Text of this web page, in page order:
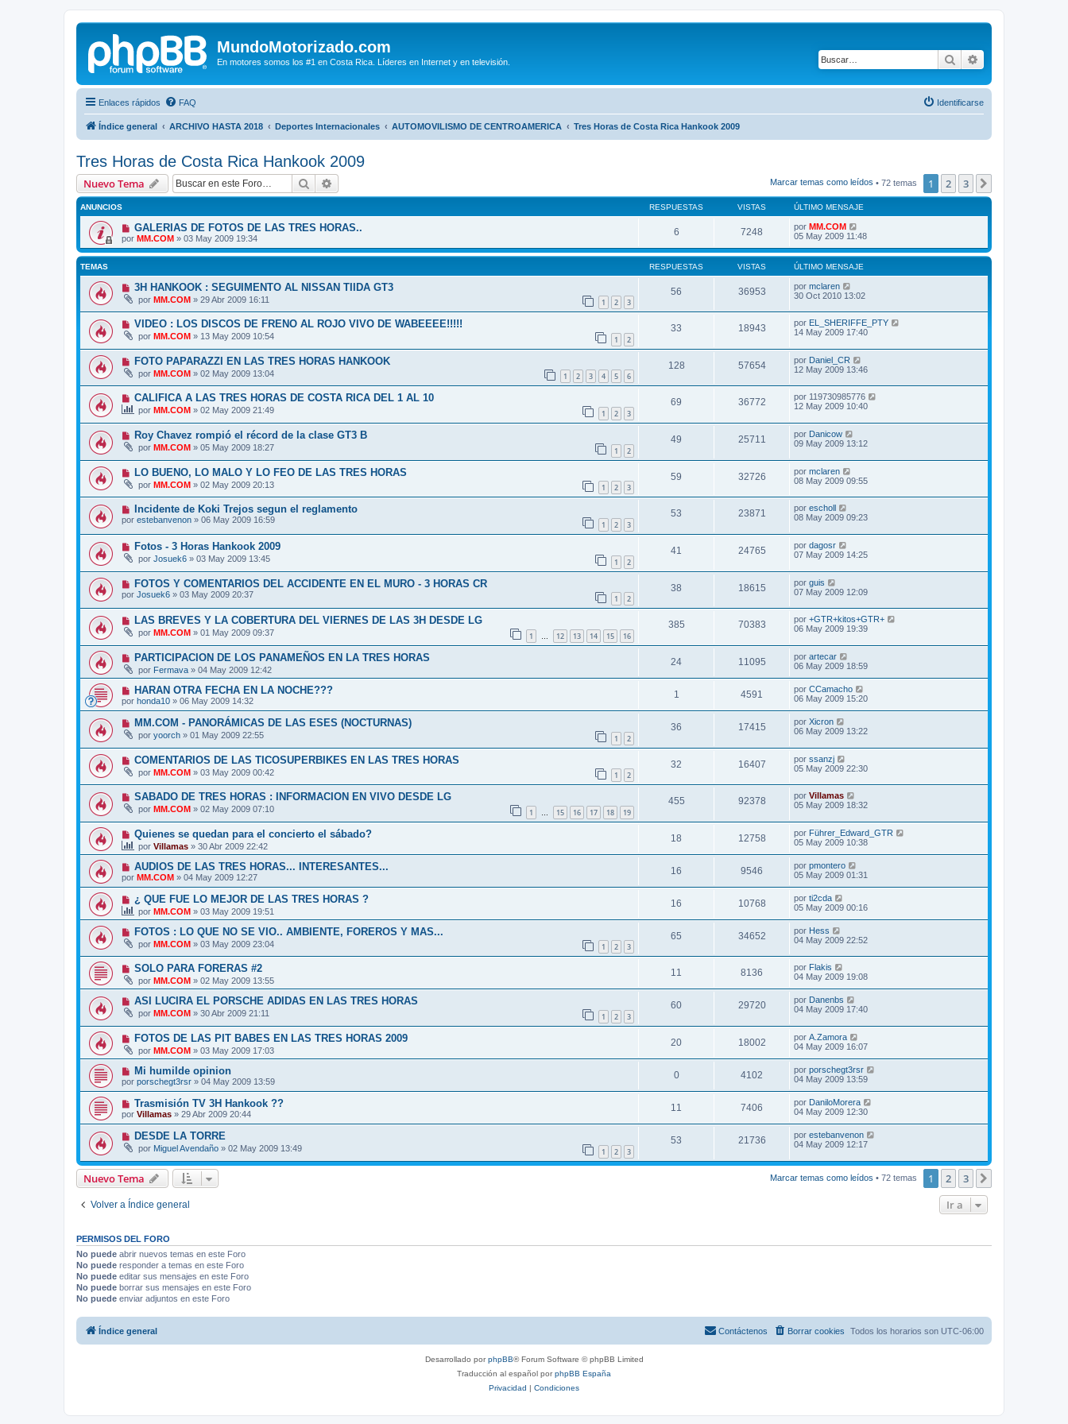
MundoMotorizado.com
En motores somos los #1 en Costa Rica. Líderes en Internet y en televisión. Buscar
Enlaces rápidos FAQ Identificarse
Índice general ARCHIVO HASTA 2018 Deportes Internacionales AUTOMOVILISMO DE CENTROAMERICA Tres Horas de Costa Rica Hankook 2009
Tres Horas de Costa Rica Hankook 2009
Nuevo Tema Buscar Marcar temas como leídos • 72 temas 1 2 3
ANUNCIOS RESPUESTAS VISTAS ÚLTIMO MENSAJE
GALERIAS DE FOTOS DE LAS TRES HORAS..
por MM.COM » 03 May 2009 19:34
6 7248 por MM.COM
05 May 2009 11:48
TEMAS RESPUESTAS VISTAS ÚLTIMO MENSAJE
3H HANKOOK : SEGUIMENTO AL NISSAN TIIDA GT3
por MM.COM » 29 Abr 2009 16:11 1 2 3
56 36953 por mclaren
30 Oct 2010 13:02
VIDEO : LOS DISCOS DE FRENO AL ROJO VIVO DE WABEEEE!!!!!
por MM.COM » 13 May 2009 10:54 1 2
33 18943 por EL_SHERIFFE_PTY
14 May 2009 17:40
FOTO PAPARAZZI EN LAS TRES HORAS HANKOOK
por MM.COM » 02 May 2009 13:04 1 2 3 4 5 6
128 57654 por Daniel_CR
12 May 2009 13:46
CALIFICA A LAS TRES HORAS DE COSTA RICA DEL 1 AL 10
por MM.COM » 02 May 2009 21:49 1 2 3
69 36772 por 119730985776
12 May 2009 10:40
Roy Chavez rompió el récord de la clase GT3 B
por MM.COM » 05 May 2009 18:27 1 2
49 25711 por Danicow
09 May 2009 13:12
LO BUENO, LO MALO Y LO FEO DE LAS TRES HORAS
por MM.COM » 02 May 2009 20:13 1 2 3
59 32726 por mclaren
08 May 2009 09:55
Incidente de Koki Trejos segun el reglamento
por estebanvenon » 06 May 2009 16:59 1 2 3
53 23871 por escholl
08 May 2009 09:23
Fotos - 3 Horas Hankook 2009
por Josuek6 » 03 May 2009 13:45 1 2
41 24765 por dagosr
07 May 2009 14:25
FOTOS Y COMENTARIOS DEL ACCIDENTE EN EL MURO - 3 HORAS CR
por Josuek6 » 03 May 2009 20:37 1 2
38 18615 por guis
07 May 2009 12:09
LAS BREVES Y LA COBERTURA DEL VIERNES DE LAS 3H DESDE LG
por MM.COM » 01 May 2009 09:37 1 … 12 13 14 15 16
385 70383 por +GTR+kitos+GTR+
06 May 2009 19:39
PARTICIPACION DE LOS PANAMEÑOS EN LA TRES HORAS
por Fermava » 04 May 2009 12:42
24 11095 por artecar
06 May 2009 18:59
HARAN OTRA FECHA EN LA NOCHE???
por honda10 » 06 May 2009 14:32
1 4591 por CCamacho
06 May 2009 15:20
MM.COM - PANORÁMICAS DE LAS ESES (NOCTURNAS)
por yoorch » 01 May 2009 22:55 1 2
36 17415 por Xicron
06 May 2009 13:22
COMENTARIOS DE LAS TICOSUPERBIKES EN LAS TRES HORAS
por MM.COM » 03 May 2009 00:42 1 2
32 16407 por ssanzj
05 May 2009 22:30
SABADO DE TRES HORAS : INFORMACION EN VIVO DESDE LG
por MM.COM » 02 May 2009 07:10 1 … 15 16 17 18 19
455 92378 por Villamas
05 May 2009 18:32
Quienes se quedan para el concierto el sábado?
por Villamas » 30 Abr 2009 22:42
18 12758 por Führer_Edward_GTR
05 May 2009 10:38
AUDIOS DE LAS TRES HORAS... INTERESANTES...
por MM.COM » 04 May 2009 12:27
16 9546 por pmontero
05 May 2009 01:31
¿ QUE FUE LO MEJOR DE LAS TRES HORAS ?
por MM.COM » 03 May 2009 19:51
16 10768 por ti2cda
05 May 2009 00:16
FOTOS : LO QUE NO SE VIO.. AMBIENTE, FOREROS Y MAS...
por MM.COM » 03 May 2009 23:04 1 2 3
65 34652 por Hess
04 May 2009 22:52
SOLO PARA FORERAS #2
por MM.COM » 02 May 2009 13:55
11 8136 por Flakis
04 May 2009 19:08
ASI LUCIRA EL PORSCHE ADIDAS EN LAS TRES HORAS
por MM.COM » 30 Abr 2009 21:11 1 2 3
60 29720 por Danenbs
04 May 2009 17:40
FOTOS DE LAS PIT BABES EN LAS TRES HORAS 2009
por MM.COM » 03 May 2009 17:03
20 18002 por A.Zamora
04 May 2009 16:07
Mi humilde opinion
por porschegt3rsr » 04 May 2009 13:59
0 4102 por porschegt3rsr
04 May 2009 13:59
Trasmisión TV 3H Hankook ??
por Villamas » 29 Abr 2009 20:44
11 7406 por DaniloMorera
04 May 2009 12:30
DESDE LA TORRE
por Miguel Avendaño » 02 May 2009 13:49 1 2 3
53 21736 por estebanvenon
04 May 2009 12:17
Nuevo Tema Marcar temas como leídos • 72 temas 1 2 3
Volver a Índice general Ir a
PERMISOS DEL FORO
No puede abrir nuevos temas en este Foro
No puede responder a temas en este Foro
No puede editar sus mensajes en este Foro
No puede borrar sus mensajes en este Foro
No puede enviar adjuntos en este Foro
Índice general Todos los horarios son UTC-06:00
Borrar cookies
Contáctenos
Desarrollado porphpBB® Forum Software © phpBB Limited
Traducción al español porphpBB España
Privacidad | Condiciones